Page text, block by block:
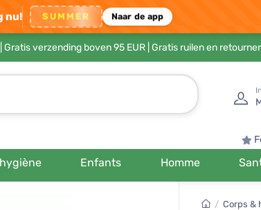
nu! SUMMER Naar de app
Gratis verzending boven 95 EUR| Gratis ruilen en
Enfants Homme
/ Corps &